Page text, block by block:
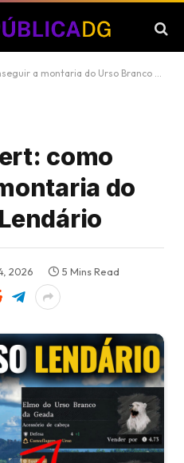
a montaria do Urso Branco Lendário
como
do
2026
5 Mins Read